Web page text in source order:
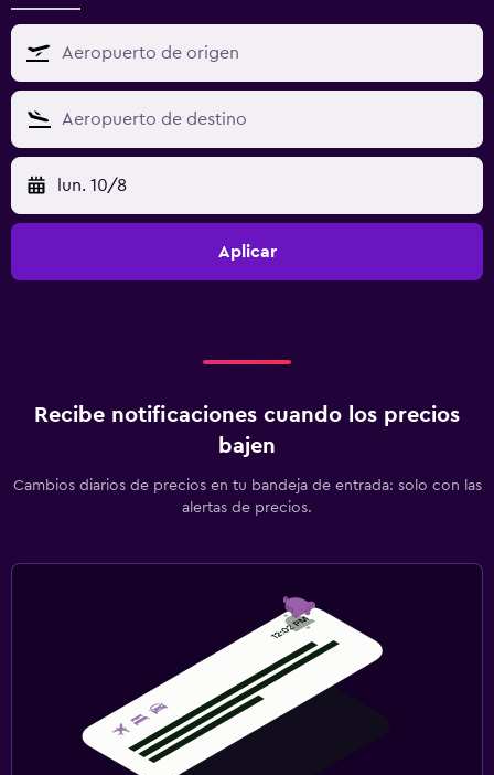
lun. 10/8
Aplicar
Recibe notificaciones cuando los precios
bajen
Cambios diarios de precios en tu bandeja de entrada: solo con las
alertas de precios.